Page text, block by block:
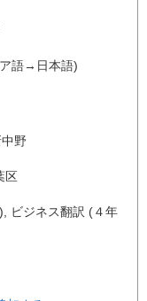
語→日本語)
野
区
ビジネス翻訳 (４年